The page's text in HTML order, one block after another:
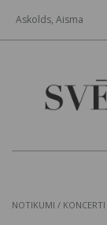
Askolds, Aisma
NOTIKUMI / KONCERTI